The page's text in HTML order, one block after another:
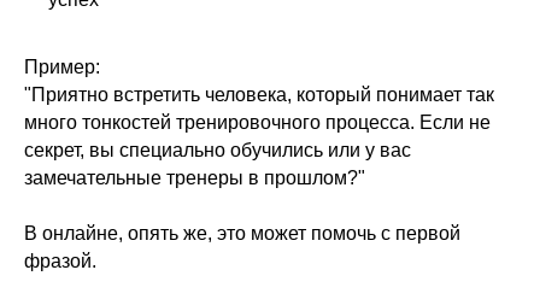
Пример:
"Приятно встретить человека, который понимает так
много тонкостей тренировочного процесса. Если не
секрет, вы специально обучились или у вас
замечательные тренеры в прошлом?"
В онлайне, опять же, это может помочь с первой
фразой.
Тренировки с беременными
Фитнес обучение для действующих